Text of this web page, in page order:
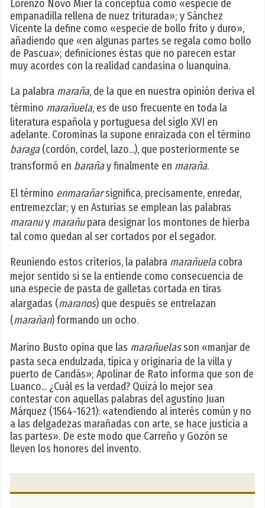
Lorenzo Novo Mier la conceptúa como «especie de
empanadilla rellena de nuez triturada»; y Sánchez
Vicente la define como «especie de bollo frito y duro»,
añadiendo que «en algunas partes se regala como bollo
de Pascua»; definiciones éstas que no parecen estar
muy acordes con la realidad candasina o luanquina.
La palabra maraña, de la que en nuestra opinión deriva el
término marañuela, es de uso frecuente en toda la
literatura española y portuguesa del siglo XVI en
adelante. Corominas la supone enraizada con el término
baraga (cordón, cordel, lazo...), que posteriormente se
transformó en barañay finalmente en maraña.
El término enmarañarsignifica, precisamente, enredar,
entremezclar; y en Asturias se emplean las palabras
maranuy marañupara designar los montones de hierba
tal como quedan al ser cortados por el segador.
Reuniendo estos criterios, la palabra marañuela cobra
mejor sentido si se la entiende como consecuencia de
una especie de pasta de galletas cortada en tiras
alargadas (maranos) que después se entrelazan
(marañan) formando un ocho.
Marino Busto opina que las marañuelasson «manjar de
pasta seca endulzada, típica y originaria de la villa y
puerto de Candás»; Apolinar de Rato informa que son de
Luanco... ¿Cuál es la verdad? Quizá lo mejor sea
contestar con aquellas palabras del agustino Juan
Márquez (1564-1621): «atendiendo al interés común y no
a las delgadezas marañadas con arte, se hace justicia a
las partes». De este modo que Carreño y Gozón se
lleven los honores del invento.